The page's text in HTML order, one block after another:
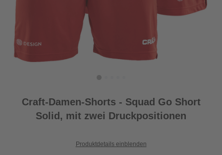
Craft-Damen-Shorts - Squad Go Short
Solid, mit zwei Druckpositionen
Produktdetails einblenden